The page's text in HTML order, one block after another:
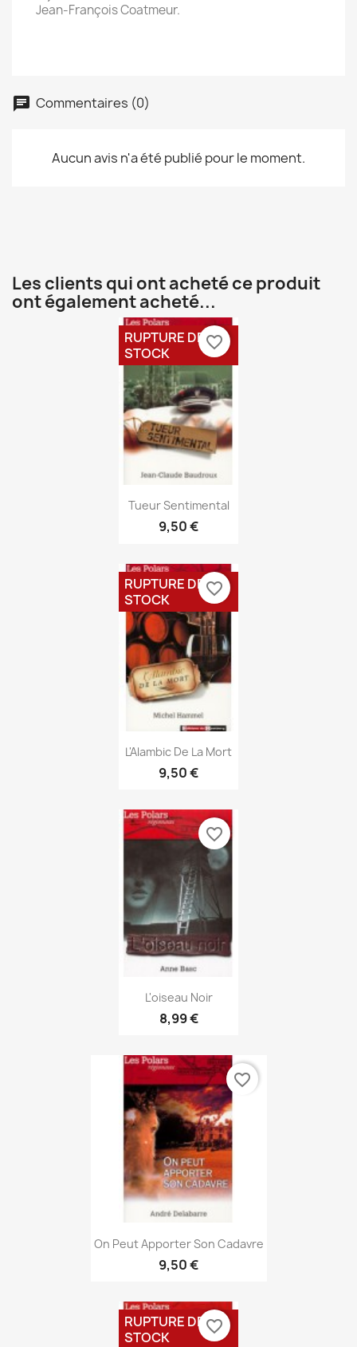
Jean-François Coatmeur.
Commentaires (0)
Aucun avis n'a été publié pour le moment.
Les clients qui ont acheté ce produit
ont également acheté...
Aperçu rapide
Tueur Sentimental
9,50 €
RUPTURE DE
STOCK
favorite_border
Aperçu rapide
L'Alambic De La Mort
9,50 €
RUPTURE DE
STOCK
favorite_border
Aperçu rapide
L'oiseau Noir
8,99 €
favorite_border
Aperçu rapide
On Peut Apporter Son Cadavre
9,50 €
favorite_border
RUPTURE DE
STOCK
favorite_border